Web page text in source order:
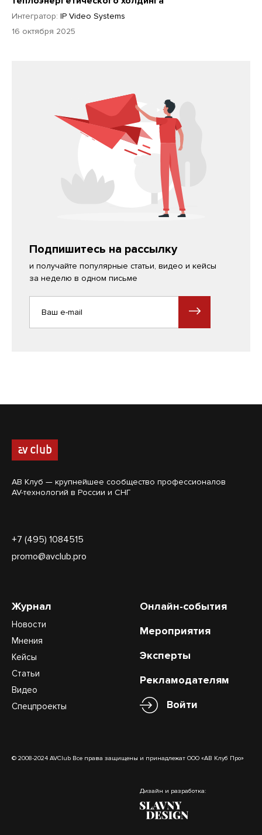
Интегратор: IP Video Systems
16 октября 2025
Подпишитесь на рассылку
и получайте популярные статьи, видео и кейсы
за неделю в одном письме
АВ Клуб — крупнейшее сообщество профессионалов
AV-технологий в России и СНГ
+7 (495) 1084515
promo@avclub.pro
Журнал
Новости
Мнения
Кейсы
Статьи
Видео
Спецпроекты
Онлайн-события
Мероприятия
Эксперты
Рекламодателям
Войти
© 2008-2024 AVClub Все права защищены и принадлежат ООО «АВ Клуб Про»
Дизайн и разработка: